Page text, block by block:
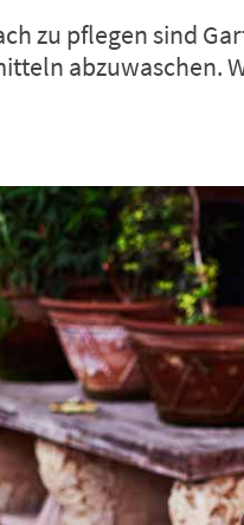
zu pflegen sind
abzuwaschen.